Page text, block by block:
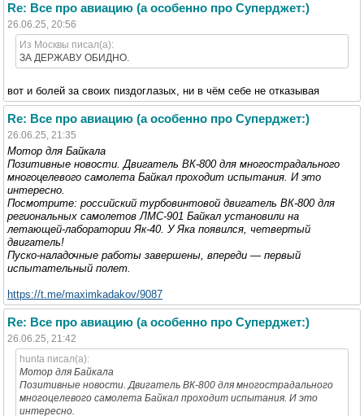
Re: Все про авиацию (а особенно про Суперджет:)
26.06.25, 20:56
Из Москвы писал(а):
ЗА ДЕРЖАВУ ОБИДНО.
вот и болей за своих пиздоглазых, ни в чём себе не отказывая
Re: Все про авиацию (а особенно про Суперджет:)
26.06.25, 21:35
Мотор для Байкала
Позитивные новости. Двигатель ВК-800 для многострадального
многоцелевого самолета Байкал проходит испытания. И это
интересно.
Посмотрите: российский турбовинтовой двигатель ВК-800 для
региональных самолетов ЛМС-901 Байкал установили на
летающей-лаборатории Як-40. У Яка появился, четвертый
двигатель!
Пуско-наладочные работы завершены, впереди — первый
испытательный полет.
https://t.me/maximkadakov/9087
Re: Все про авиацию (а особенно про Суперджет:)
26.06.25, 21:42
hunta писал(а):
Мотор для Байкала
Позитивные новости. Двигатель ВК-800 для многострадального
многоцелевого самолета Байкал проходит испытания. И это
интересно.